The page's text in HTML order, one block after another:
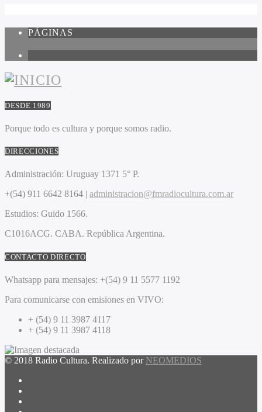
PÁGINAS
DESDE 1989
Porque todo es cultura y porque somos radio.
DIRECCIONES
Administración: Uruguay 1371 5° P.
+(54) 911 6642 8164 | administracion@fmradiocultura.com.ar
Estudios: Guido 1566.
C1016ACG. CABA. República Argentina.
CONTACTO DIRECTO
Whatsapp para mensajes: +(54) 9 11 5577 1192
Para comunicarse con emisiones en VIVO:
+ (54) 9 11 3987 4117
+ (54) 9 11 3987 4118
© 2018 Radio Cultura. Realizado por NEOMEDIOS